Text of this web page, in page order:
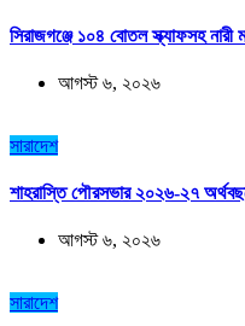
সিরাজগঞ্জে ১০৪ বোতল স্ক্যাফসহ নারী
আগস্ট ৬, ২০২৬
সারাদেশ
শাহরাস্তি পৌরসভার ২০২৬-২৭
আগস্ট ৬, ২০২৬
সারাদেশ